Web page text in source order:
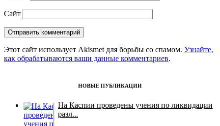
Сайт
Этот сайт использует Akismet для борьбы со спамом. Узнайте,
как обрабатываются ваши данные комментариев.
НОВЫЕ ПУБЛИКАЦИИ
На Каспии проведены учения по ликвидации
разл...